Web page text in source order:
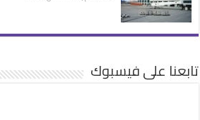
تابعنا على فيسبوك